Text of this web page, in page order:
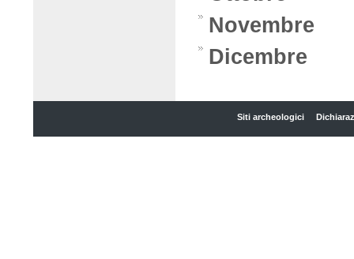
Novembre
Dicembre
Siti archeologici